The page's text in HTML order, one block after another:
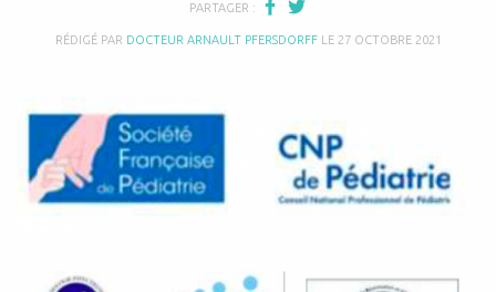
PARTAGER :
RÉDIGÉ PAR DOCTEUR ARNAULT PFERSDORFFLE 27 OCTOBRE 2021